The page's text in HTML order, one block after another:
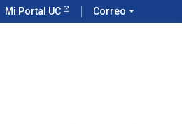
Mi Portal UC Correo arrow_drop_down